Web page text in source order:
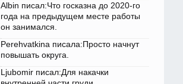
Albin писал:Что госказна до 2020-го
года на предыдущем месте работы
он занимался.
Perehvatkina писала:Просто начнут
повышать округа.
Ljubomir писал:Для накачки